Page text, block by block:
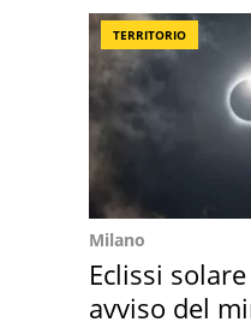
TERRITORIO
Milano
Eclissi
avviso del